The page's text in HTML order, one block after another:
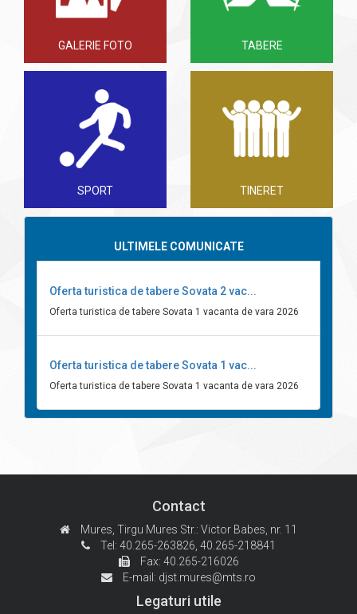
GALERIE FOTO TABERE
SPORT TINERET
ULTIMELE COMUNICATE
Oferta turistica de tabere Sovata 2 vac...
Oferta turistica de tabere Sovata 1 vacanta de vara 2026
Oferta turistica de tabere Sovata 1 vac...
Oferta turistica de tabere Sovata 1 vacanta de vara 2026
Contact
Mures, Tirgu Mures Str.: Victor Babes, nr. 11
Tel: 40.265-263826, 40.265-218841
Fax: 40.265-216026
E-mail: djst.mures@mts.ro
Legaturi utile